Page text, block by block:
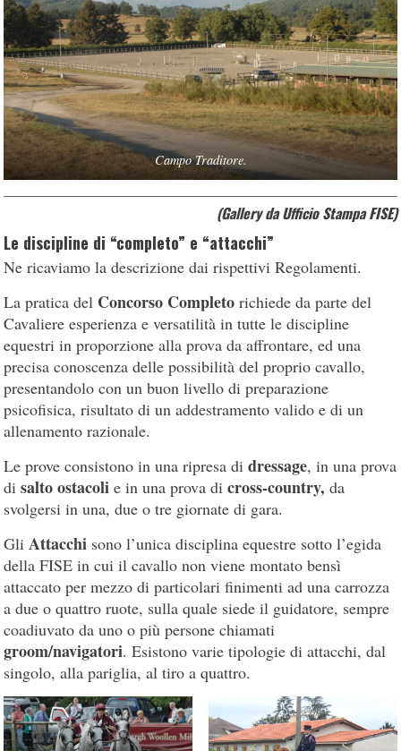
Campo Traditore.
(Gallery da Ufficio Stampa FISE)
Le discipline di “completo” e “attacchi”
Ne ricaviamo la descrizione dai rispettivi Regolamenti.
La pratica del Concorso Completo richiede da parte del
Cavaliere esperienza e versatilità in tutte le discipline
equestri in proporzione alla prova da affrontare, ed una
precisa conoscenza delle possibilità del proprio cavallo,
presentandolo con un buon livello di preparazione
psicofisica, risultato di un addestramento valido e di un
allenamento razionale.
Le prove consistono in una ripresa didressage, in una prova
disalto ostacolie in una prova dicross-country, da
svolgersi in una, due o tre giornate di gara.
GliAttacchi sono l’unica disciplina equestre sotto l’egida
della FISE in cui il cavallo non viene montato bensì
attaccato per mezzo di particolari finimenti ad una carrozza
a due o quattro ruote, sulla quale siede il guidatore, sempre
coadiuvato da uno o più persone chiamati
groom/navigatori. Esistono varie tipologie di attacchi, dal
singolo, alla pariglia, al tiro a quattro.